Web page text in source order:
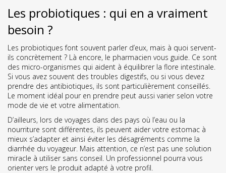
Les probiotiques : qui en a vraiment
besoin ?
Les probiotiques font souvent parler d’eux, mais à quoi servent-
ils concrètement ? Là encore, le pharmacien vous guide. Ce sont
des micro-organismes qui aident à équilibrer la flore intestinale.
Si vous avez souvent des troubles digestifs, ou si vous devez
prendre des antibiotiques, ils sont particulièrement conseillés.
Le moment idéal pour en prendre peut aussi varier selon votre
mode de vie et votre alimentation.
D’ailleurs, lors de voyages dans des pays où l’eau ou la
nourriture sont différentes, ils peuvent aider votre estomac à
mieux s’adapter et ainsi éviter les désagréments comme la
diarrhée du voyageur. Mais attention, ce n’est pas une solution
miracle à utiliser sans conseil. Un professionnel pourra vous
orienter vers le produit adapté à votre profil.